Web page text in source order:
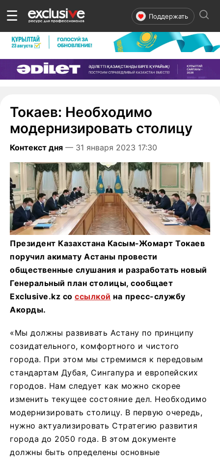
☰ Поддержать
Токаев: Необходимо
модернизировать столицу
Контекст дня — 31 января 2023 17:30
Президент Казахстана Касым-Жомарт Токаев
поручил акимату Астаны провести
общественные слушания и разработать новый
Генеральный план столицы, сообщает
Exclusive.kz со ссылкой на пресс-службу
Акорды.
«Мы должны развивать Астану по принципу
созидательного, комфортного и чистого
города. При этом мы стремимся к передовым
стандартам Дубая, Сингапура и европейских
городов. Нам следует как можно скорее
изменить текущее состояние дел. Необходимо
модернизировать столицу. В первую очередь,
нужно актуализировать Стратегию развития
города до 2050 года. В этом документе
должны быть определены основные